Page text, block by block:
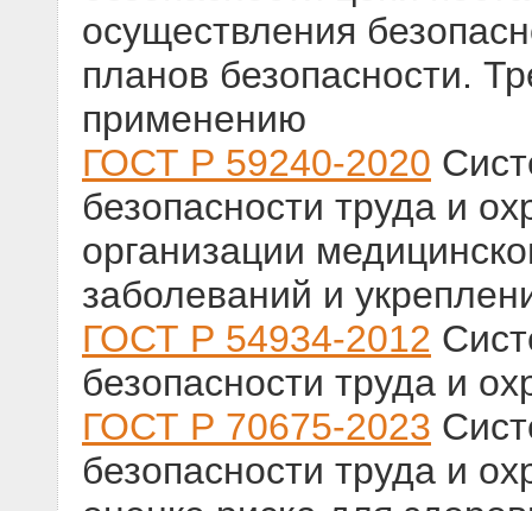
осуществления
планов безопасности.
применению
ГОСТ Р 59240-2020
безопасности труда и
организации
заболеваний и
ГОСТ Р 54934-2012
безопасности труда и
ГОСТ Р 70675-2023
безопасности труда и